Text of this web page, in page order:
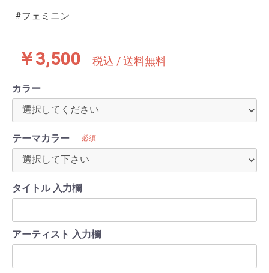
フェミニン
￥3,500 税込 / 送料無料
カラー
テーマカラー 必須
タイトル 入力欄
アーティスト 入力欄